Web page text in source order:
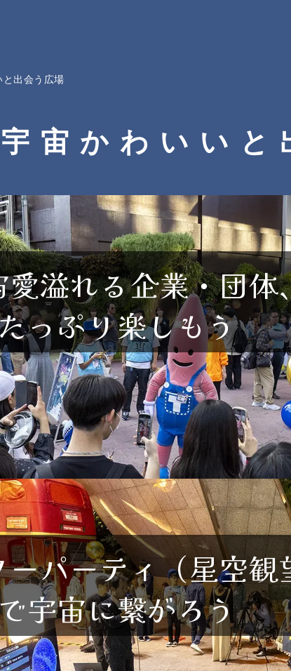
出会う広場
宇宙かわいいと
溢れる企業・団
っぷり楽しもう
パーティ（星空観
宇宙に繋がろう